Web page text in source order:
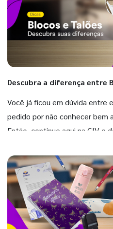
Descubra a diferença entre
Você já ficou em dúvida entre
pedido por não conhecer bem
Então, continue aqui na GIV e